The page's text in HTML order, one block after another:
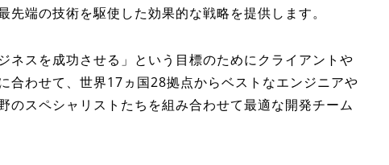
先端の技術を駆使した効果的な戦略を提供します。
ネスを成功させる」という目標のためにクライアントや
合わせて、世界17ヵ国28拠点からベストなエンジニアや
のスペシャリストたちを組み合わせて最適な開発チーム